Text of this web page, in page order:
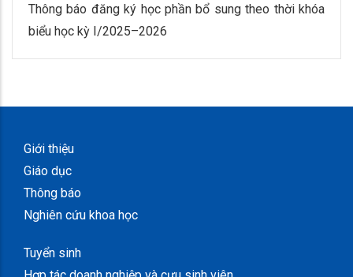
Thông báo đăng ký học phần bổ sung theo thời khóa
biểu học kỳ I/2025–2026
Giới thiệu
Giáo dục
Thông báo
Nghiên cứu khoa học
Tuyển sinh